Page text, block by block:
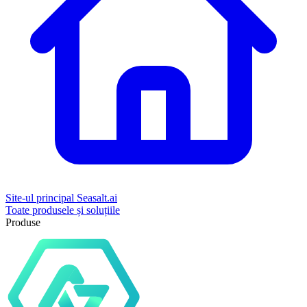
Site-ul principal Seasalt.ai
Toate produsele și soluțiile
Produse